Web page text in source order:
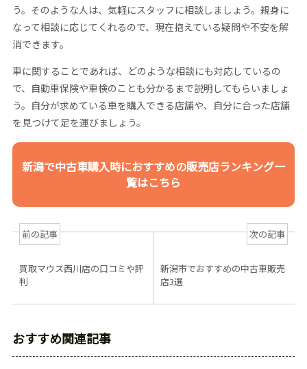
う。そのような人は、気軽にスタッフに相談しましょう。親身に
なって相談に応じてくれるので、現在抱えている疑問や不安を解
消できます。
車に関することであれば、どのような相談にも対応しているの
で、自動車保険や車検のことも分かるまで説明してもらいましょ
う。自分が求めている車を購入できる店舗や、自分に合った店舗
を見つけて足を運びましょう。
新潟で中古車購入時におすすめの販売店ランキング一
覧はこちら
前の記事
買取マウス西川店の口コミや評
判
次の記事
新潟市でおすすめの中古車販売
店3選
おすすめ関連記事